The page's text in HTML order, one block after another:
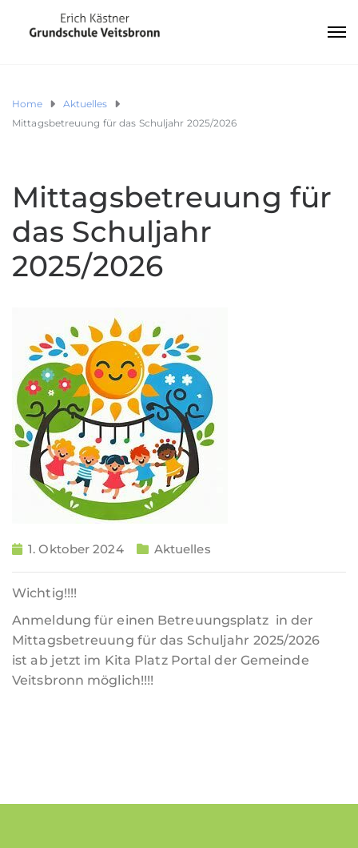
Home
Aktuelles
Mittagsbetreuung für das Schuljahr 2025/2026
Mittagsbetreuung für
das Schuljahr
2025/2026
1. Oktober 2024 Aktuelles
Wichtig!!!!
Anmeldung für einen Betreuungsplatz in der
Mittagsbetreuung für das Schuljahr 2025/2026
ist ab jetzt im Kita Platz Portal der Gemeinde
Veitsbronn möglich!!!!